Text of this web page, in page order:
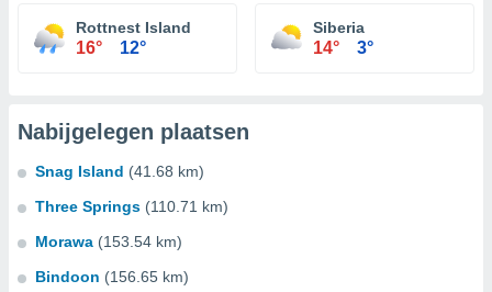
Rottnest Island
16° 12°
Siberia
14° 3°
Nabijgelegen plaatsen
Snag Island (41.68 km)
Three Springs (110.71 km)
Morawa (153.54 km)
Bindoon (156.65 km)